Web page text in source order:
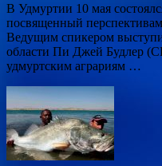
В Удмуртии 10 мая
посвященный перспективам
Ведущим спикером
области Пи Джей Будлер
удмуртским аграриям …